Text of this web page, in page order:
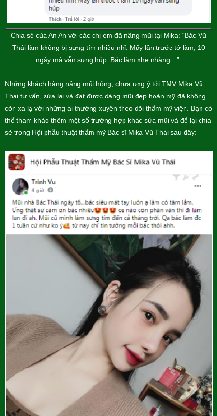
Chia sẻ của An An với các chị em đã nâng mũi tại Mika: “Bác Vũ
Thái làm không bị sưng tím nhiều nhỉ. Mấy lần trước tớ làm, 10
ngày mà vẫn sưng húp. Bác làm nhẹ nhàng…”
Những khách hàng nâng mũi hỏng, chưa ưng ý tới TMV Mika Vũ
Thái tư vấn, sửa lại và đạt được dáng mũi đẹp hoàn mỹ đã không
còn xa lạ với những ai thường xuyên theo dõi thẩm mỹ viện. Bạn có
thể tham khảo thêm một số trường hợp khác sửa mũi và để lại chia
sẻ trong Hội phẫu thuật thẩm mỹ Bác sĩ Mika Vũ Thái sau đây: